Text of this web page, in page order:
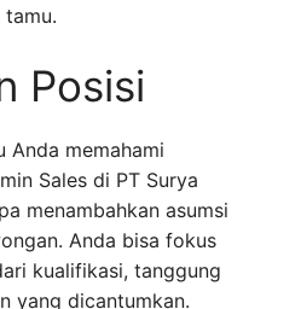
tamu.
Posisi
Anda memahami
Sales di PT Surya
menambahkan asumsi
Anda bisa fokus
kualifikasi, tanggung
yang dicantumkan.